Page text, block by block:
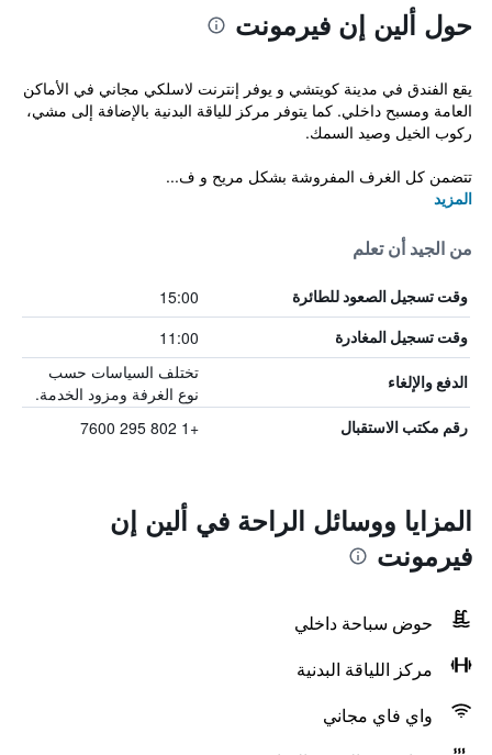
حول ألين إن فيرمونت
يقع الفندق في مدينة كويتشي و يوفر إنترنت لاسلكي مجاني في الأماكن
العامة ومسبح داخلي. كما يتوفر مركز للياقة البدنية بالإضافة إلى مشي،
ركوب الخيل وصيد السمك.
تتضمن كل الغرف المفروشة بشكل مريح و ف...
المزيد
من الجيد أن تعلم
وقت تسجيل الصعود للطائرة 15:00
وقت تسجيل المغادرة 11:00
الدفع والإلغاء
تختلف السياسات حسب
نوع الغرفة ومزود الخدمة.
رقم مكتب الاستقبال +1 802 295 7600
المزايا ووسائل الراحة في ألين إن
فيرمونت
حوض سباحة داخلي
مركز اللياقة البدنية
واي فاي مجاني